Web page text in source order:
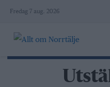
Skip
content
Fredag 7 aug. 2026